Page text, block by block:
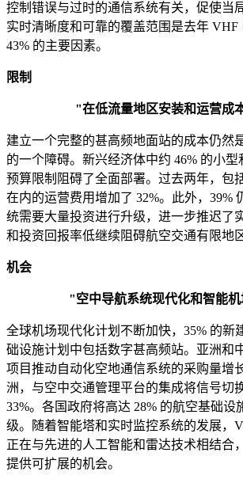
控制错误与过时的通信系统有关，促使当
实时清晰度和可靠的覆盖范围是去年 VHF
43% 的主要因素。
限制
"在低流量地区安装和运营成
建立一个完整的甚高频地面站的成本仍然
的一个障碍。新兴经济体中约 46% 的小型
预算限制阻碍了全面部署。过去两年，包
在内的运营费用增加了 32%。此外，39%
统需要大量投资进行升级，进一步推迟了
和投资回报率低继续阻碍航空交通有限地
机会
"空中导航系统现代化和智能
全球机场现代化计划不断加快，35% 的新
础设施计划中包括数字甚高频站。亚洲和
项目推动自动化空地通信系统的采购量增
洲，与空中交通管理平台的集成将信号切
33%。各国政府将高达 28% 的航空基础设
级。随着智能塔和实时监控系统的发展，
正在与先进的人工智能和雷达技术相结合
提供可扩展的机会。